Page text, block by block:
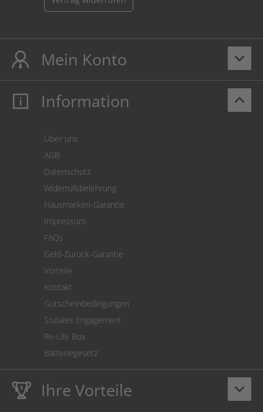
keyboard_arrow_down
Mein Konto
Mein Konto
Cookie Einstellungen
keyboard_arrow_up
Information
Über uns
AGB
Datenschutz
Widerrufsbelehrung
Hausmarken-Garantie
Impressum
FAQs
Geld-Zurück-Garantie
Vorteile
Kontakt
Gutscheinbedingungen
Soziales Engagement
Re-Life Box
Batteriegesetz
keyboard_arrow_down
Ihre Vorteile